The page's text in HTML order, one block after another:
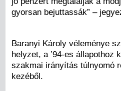
gyorsan bejuttassák” –
Baranyi Károly véleménye
helyzet, a ’94-es állapothoz
szakmai irányítás túlnyomó
kezéből.